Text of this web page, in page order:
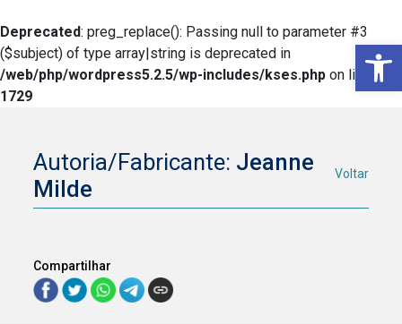
Deprecated: preg_replace(): Passing null to parameter #3
($subject) of type array|string is deprecated in
/web/php/wordpress5.2.5/wp-includes/kses.php on line
1729
Autoria/Fabricante: Jeanne
Milde
Voltar
Compartilhar